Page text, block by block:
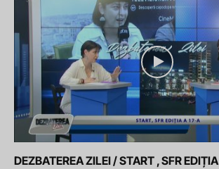
DEZBATEREA ZILEI / START , SFR